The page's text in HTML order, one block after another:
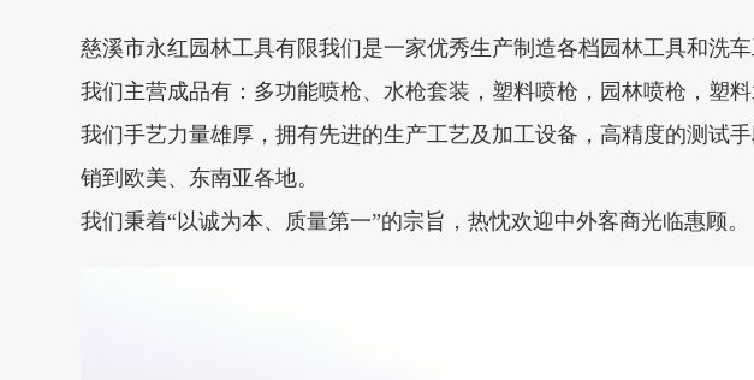
慈溪市永红园林工具有限我们是一家优秀生产制造各档园林工具和洗车
我们主营成品有：多功能喷枪、水枪套装，塑料喷枪，园林喷枪，塑
我们手艺力量雄厚，拥有先进的生产工艺及加工设备，高精度的测试
销到欧美、东南亚各地。
我们秉着“以诚为本、质量第一”的宗旨，热忱欢迎中外客商光临惠顾。